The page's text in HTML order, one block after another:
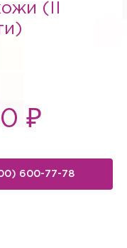
(II
₽
600-77-78